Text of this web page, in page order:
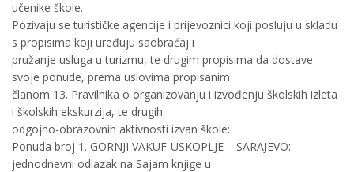
učenike škole.
Pozivaju se turističke agencije i prijevoznici koji posluju u skladu
s propisima koji uređuju saobraćaj i
pružanje usluga u turizmu, te drugim propisima da dostave
svoje ponude, prema uslovima propisanim
članom 13. Pravilnika o organizovanju i izvođenju školskih izleta
i školskih ekskurzija, te drugih
odgojno-obrazovnih aktivnosti izvan škole:
Ponuda broj 1. GORNJI VAKUF-USKOPLJE – SARAJEVO:
jednodnevni odlazak na Sajam knjige u